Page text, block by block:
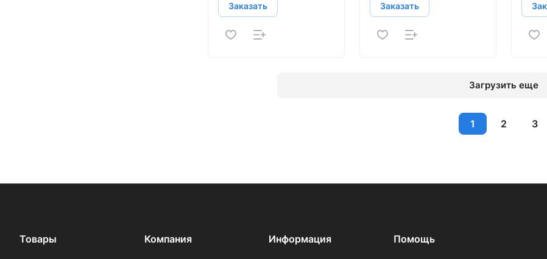
Заказать Заказать
Загрузить еще
1 2 3
Товары Компания Информация Помощь